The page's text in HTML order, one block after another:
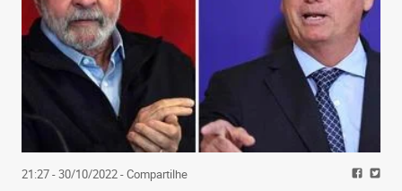
21:27 - 30/10/2022- Compartilhe